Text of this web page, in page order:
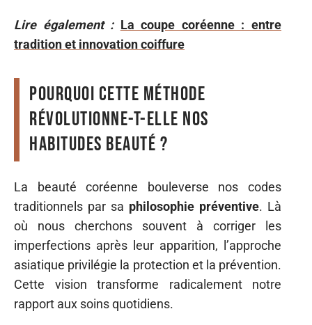
Lire également : La coupe coréenne : entre
tradition et innovation coiffure
Pourquoi cette méthode
révolutionne-t-elle nos
habitudes beauté ?
La beauté coréenne bouleverse nos codes
traditionnels par sa philosophie préventive. Là
où nous cherchons souvent à corriger les
imperfections après leur apparition, l’approche
asiatique privilégie la protection et la prévention.
Cette vision transforme radicalement notre
rapport aux soins quotidiens.